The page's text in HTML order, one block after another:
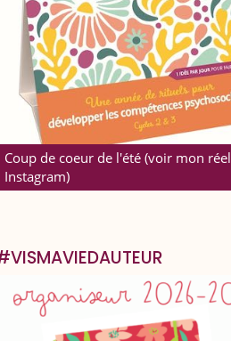
Coup de coeur de l'été (voir mon réel
Instagram)